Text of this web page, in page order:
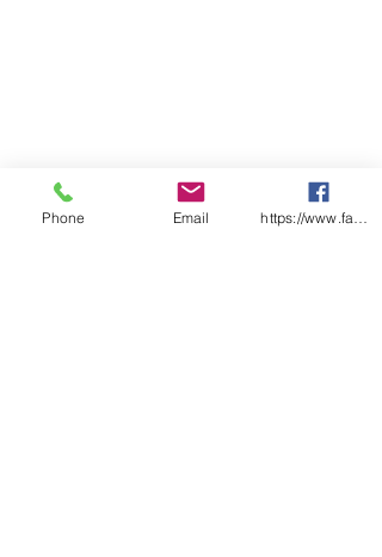
Phone Email